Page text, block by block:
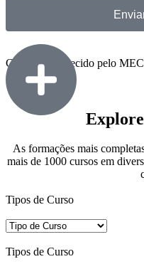
Curso Reconhecido pelo MEC
As formações mais
mais de 1000 cursos em
Tipos de Curso
Tipos de Curso